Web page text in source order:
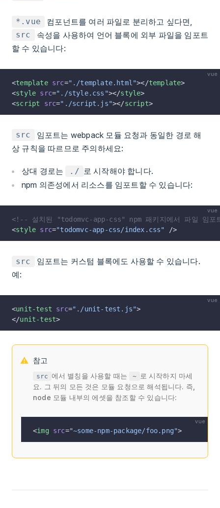
*.vue 컴포넌트를 여러 파일로 분리하고 싶다면,
src
속성을 사용하여 언어 블록에 외부 파일을 임포트
할 수 있습니다:
vue
<template src="./template.html"></template>
<style src="./style.css"></style>
<script src="./script.js"></script>
src
임포트는 webpack 모듈 요청과 동일한 경로 해
상 규칙을 따르므로 주의하세요:
상대 경로는 ./ 로 시작해야 합니다.
npm 의존성에서 리소스를 임포트할 수 있습니다:
vue
<!-- 설치된 "todomvc-app-css" npm 패키지에서 파일 임
<style src="todomvc-app-css/index.css" />
src
임포트는 커스텀 블록에도 사용할 수 있습니다.
예:
vue
<unit-test src="./unit-test.js">
</unit-test>
참고
src 에서 별칭을 사용할 때는 ~ 로 시작하지 마세
요. 그 뒤의 모든 것은 모듈 요청으로 해석됩니다. 즉,
node 모듈 내부의 에셋을 참조할 수 있습니다:
vue
<img src="~some-npm-package/foo.png">